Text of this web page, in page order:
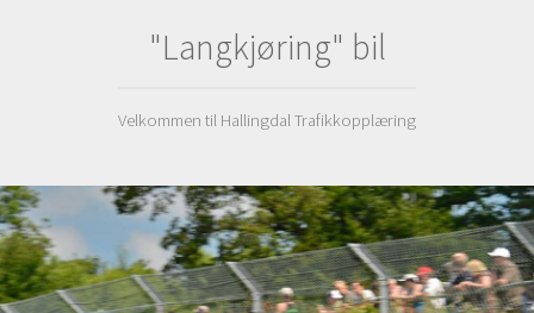
"Langkjøring" bil
Velkommen til Hallingdal Trafikkopplæring